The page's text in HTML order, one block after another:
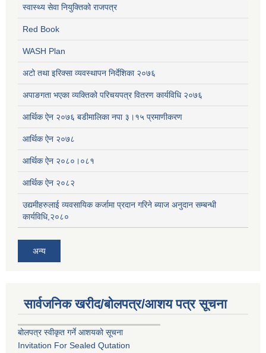
स्वास्थ्य सेवा नियुक्तिको राजपत्र
Red Book
WASH Plan
अटो तथा इरिक्सा व्यवस्थापन निर्देशिका २०७६
अपाङगता भएका व्यक्तिको परिचयपत्र वितरण कार्यविधि २०७६
आर्थिक ऐन २०७६ बडीमालिका नपा ३।१५ प्रमाणीकरण
आर्थिक ऐन २०७८
आर्थिक ऐन २०८०।०८१
आर्थिक ऐन २०८२
उद्यमीहरुलाई व्यवसायिक कर्जामा प्रदान गरिने ब्याज अनुदान सम्बन्धी
कार्यविधि,२०८०
अन्य
सार्वजनिक खरीद/बोलपत्र/आशय पत्र सूचना
बोलपत्र स्वीकृत गर्ने आशयको सूचना
Invitation For Sealed Qutation